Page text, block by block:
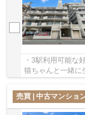
・3駅利用可能な
猫ちゃんと一緒に
売買 | 中古マンショ